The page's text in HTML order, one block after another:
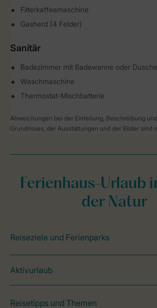
Filterkaffeemaschine
Gasherd (4 Felder)
Sanitär
Badezimmer mit Badewanne oder
Waschmaschine
Thermostat-Mischbatterie
Abweichungen bei der Einteilung, Beschreibung
Grundrisses, der Ausstattungen und der Bilder sind
Ferienhaus-Urlaub
der Natur
Reiseziele und Ferienparks
Aktivurlaub
Reisetipps und Themen